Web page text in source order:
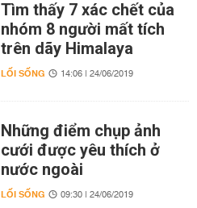
Tìm thấy 7 xác chết của
nhóm 8 người mất tích
trên dãy Himalaya
LỐI SỐNG 14:06 | 24/06/2019
Những điểm chụp ảnh
cưới được yêu thích ở
nước ngoài
LỐI SỐNG 09:30 | 24/06/2019